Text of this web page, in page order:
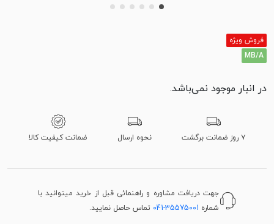
فروش ویژه
MB/A
در انبار موجود نمی‌باشد.
۷ روز ضمانت برگشت نحوه ارسال ضمانت کیفیت کالا
جهت دریافت مشاوره و راهنمائی قبل از خرید میتوانید با
شماره 041-35575001 تماس حاصل نمایید.